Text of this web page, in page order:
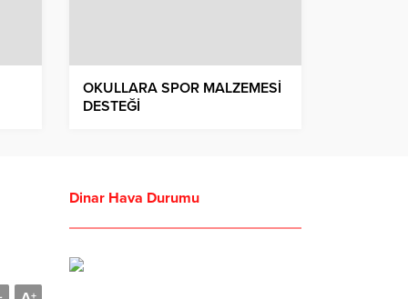
OKULLARA SPOR MALZEMESİ
DESTEĞİ
Dinar Hava Durumu